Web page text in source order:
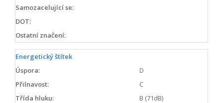
Samozacelující se:
DOT:
Ostatní značení:
Energetický štítek
Úspora:
D
Přilnavost:
C
Třída hluku:
B (71dB)